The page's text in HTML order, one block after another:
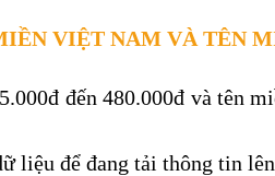
VIỆT NAM VÀ TÊN
đến 480.000đ và tên
liệu để đang tải thông tin